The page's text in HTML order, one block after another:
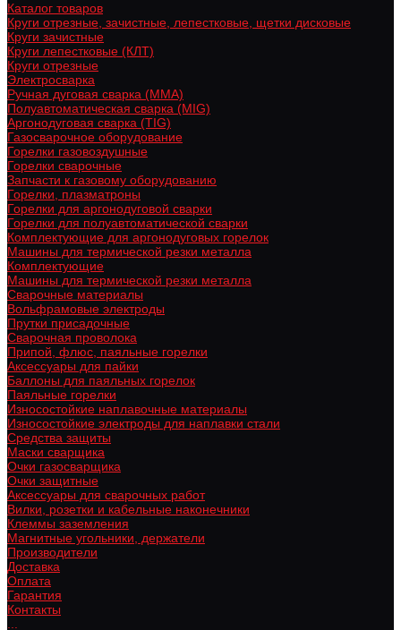
Каталог товаров
Круги отрезные, зачистные, лепестковые, щетки дисковые
Круги зачистные
Круги лепестковые (КЛТ)
Круги отрезные
Электросварка
Ручная дуговая сварка (MMA)
Полуавтоматическая сварка (MIG)
Аргонодуговая сварка (TIG)
Газосварочное оборудование
Горелки газовоздушные
Горелки сварочные
Запчасти к газовому оборудованию
Горелки, плазматроны
Горелки для аргонодуговой сварки
Горелки для полуавтоматической сварки
Комплектующие для аргонодуговых горелок
Машины для термической резки металла
Комплектующие
Машины для термической резки металла
Сварочные материалы
Вольфрамовые электроды
Прутки присадочные
Сварочная проволока
Припой, флюс, паяльные горелки
Аксессуары для пайки
Баллоны для паяльных горелок
Паяльные горелки
Износостойкие наплавочные материалы
Износостойкие электроды для наплавки стали
Средства защиты
Маски сварщика
Очки газосварщика
Очки защитные
Аксессуары для сварочных работ
Вилки, розетки и кабельные наконечники
Клеммы заземления
Магнитные угольники, держатели
Производители
Доставка
Оплата
Гарантия
Контакты